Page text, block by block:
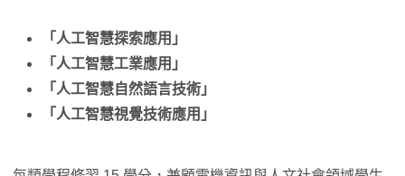
「人工智慧探索應用」
「人工智慧工業應用」
「人工智慧自然語言技術」
「人工智慧視覺技術應用」